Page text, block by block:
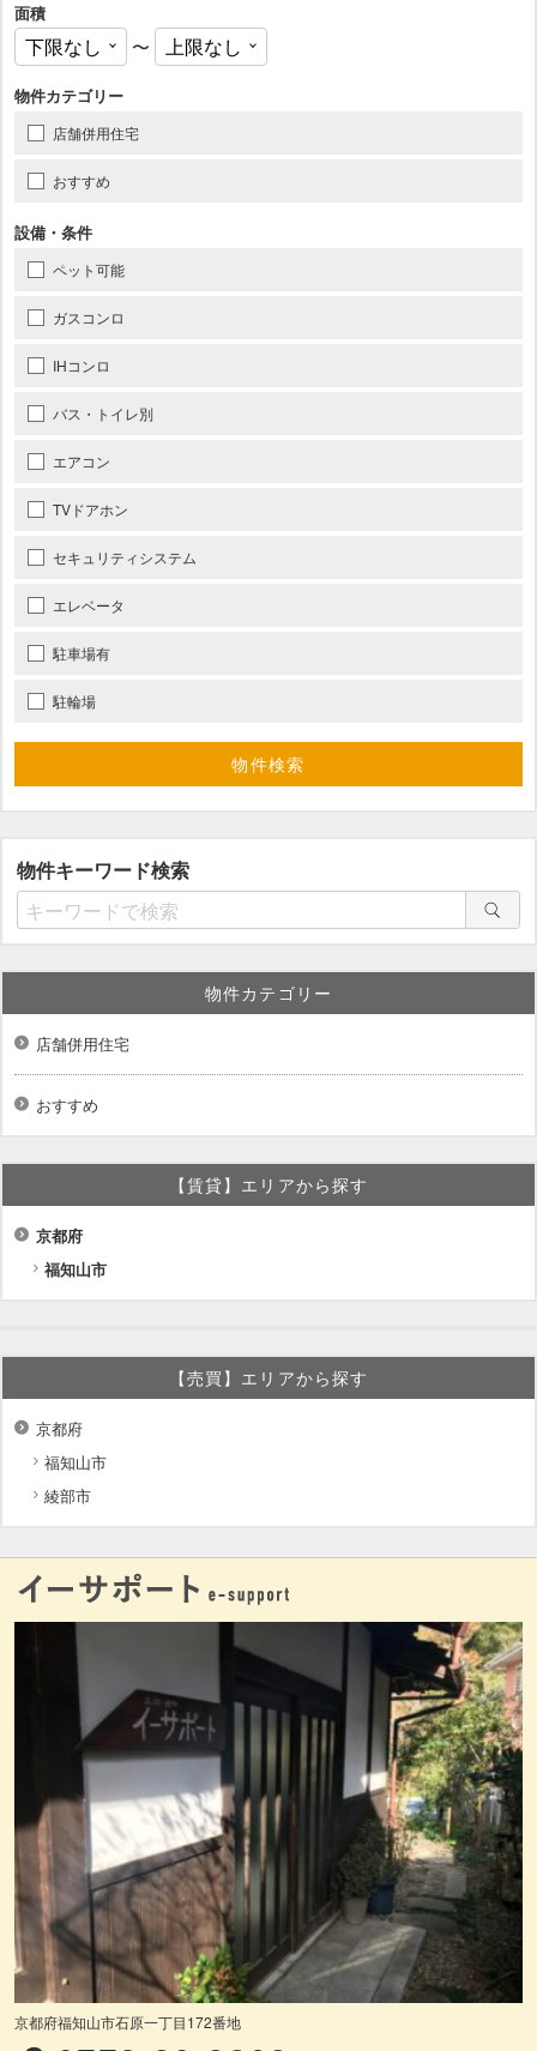
面積
〜
物件カテゴリー
店舗併用住宅
おすすめ
設備・条件
ペット可能
ガスコンロ
IHコンロ
バス・トイレ別
エアコン
TVドアホン
セキュリティシステム
エレベータ
駐車場有
駐輪場
物件キーワード検索
物件カテゴリー
店舗併用住宅
おすすめ
【賃貸】エリアから探す
京都府
福知山市
【売買】エリアから探す
京都府
福知山市
綾部市
京都府福知山市石原一丁目172番地